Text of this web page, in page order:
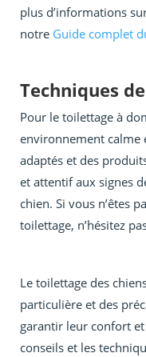
plus d’informations
notre Guide complet
Techniques
Pour le toilettage à
environnement calme
adaptés et des
et attentif aux signes
chien. Si vous n’êtes
toilettage, n’hésitez
Le toilettage des
particulière et des
garantir leur confort
conseils et les